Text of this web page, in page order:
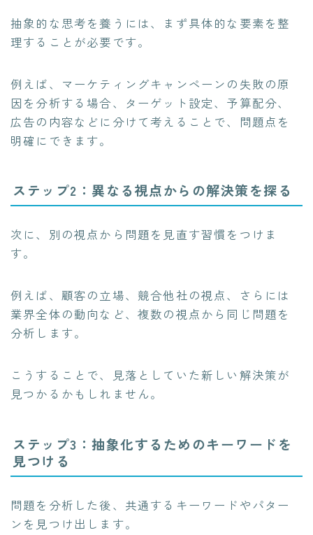
抽象的な思考を養うには、まず具体的な要素を整
理することが必要です。
例えば、マーケティングキャンペーンの失敗の原
因を分析する場合、ターゲット設定、予算配分、
広告の内容などに分けて考えることで、問題点を
明確にできます。
ステップ2：異なる視点からの解決策を探る
次に、別の視点から問題を見直す習慣をつけま
す。
例えば、顧客の立場、競合他社の視点、さらには
業界全体の動向など、複数の視点から同じ問題を
分析します。
こうすることで、見落としていた新しい解決策が
見つかるかもしれません。
ステップ3：抽象化するためのキーワードを
見つける
問題を分析した後、共通するキーワードやパター
ンを見つけ出します。